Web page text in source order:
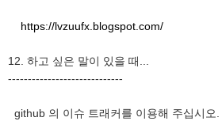
https://lvzuufx.blogspot.com/
12. 하고 싶은 말이 있을 때...
-----------------------------
github 의 이슈 트래커를 이용해 주십시오.